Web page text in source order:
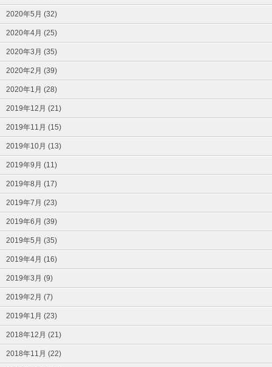
2020年5月 (32)
2020年4月 (25)
2020年3月 (35)
2020年2月 (39)
2020年1月 (28)
2019年12月 (21)
2019年11月 (15)
2019年10月 (13)
2019年9月 (11)
2019年8月 (17)
2019年7月 (23)
2019年6月 (39)
2019年5月 (35)
2019年4月 (16)
2019年3月 (9)
2019年2月 (7)
2019年1月 (23)
2018年12月 (21)
2018年11月 (22)